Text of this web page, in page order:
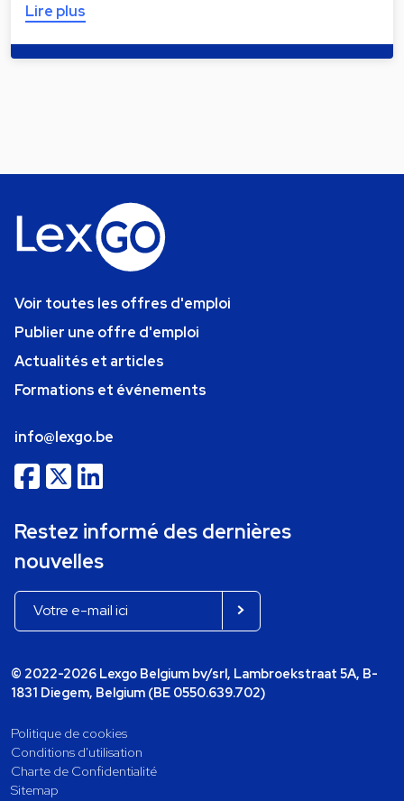
Lire plus
Voir toutes les offres d'emploi
Publier une offre d'emploi
Actualités et articles
Formations et événements
info@lexgo.be
Restez informé des dernières
nouvelles
© 2022-2026 Lexgo Belgium bv/srl, Lambroekstraat 5A, B-
1831 Diegem, Belgium (BE 0550.639.702)
Politique de cookies
Conditions d'utilisation
Charte de Confidentialité
Sitemap